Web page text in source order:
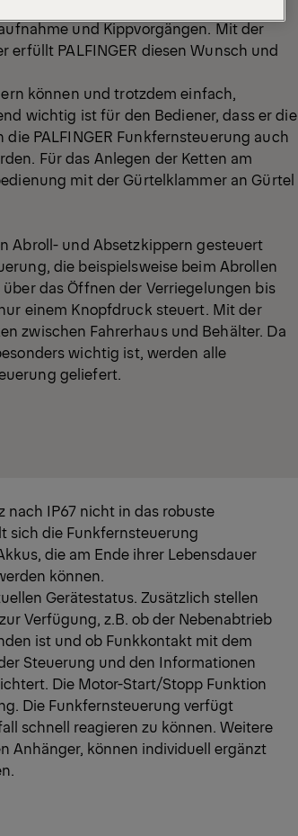
über den Arbeits- und
und Kippvorgängen. Mit der
PALFINGER diesen Wunsch und
können und trotzdem einfach,
wichtig ist für den Bediener, dass er die
PALFINGER Funkfernsteuerung auch
Für das Anlegen der Ketten am
mit der Gürtelklammer an Gürtel
Abroll- und Absetzkippern gesteuert
die beispielsweise beim Abrollen
das Öffnen der Verriegelungen bis
einem Knopfdruck steuert. Mit der
zwischen Fahrerhaus und Behälter. Da
wichtig ist, werden alle
geliefert.
nach IP67 nicht in das robuste
sich die Funkfernsteuerung
die am Ende ihrer Lebensdauer
können.
Gerätestatus. Zusätzlich stellen
Verfügung, z.B. ob der Nebenabtrieb
ist und ob Funkkontakt mit dem
Steuerung und den Informationen
Die Motor-Start/Stopp Funktion
Die Funkfernsteuerung verfügt
schnell reagieren zu können. Weitere
Anhänger, können individuell ergänzt